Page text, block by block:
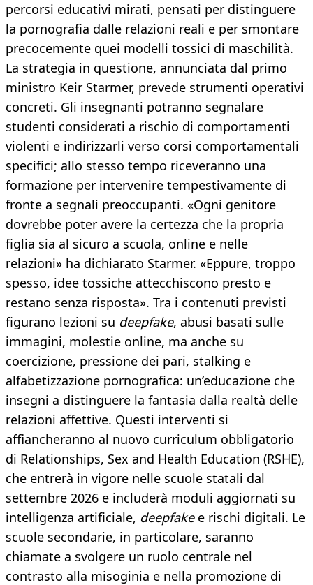
percorsi educativi mirati, pensati per distinguere
la pornografia dalle relazioni reali e per smontare
precocemente quei modelli tossici di maschilità.
La strategia in questione, annunciata dal primo
ministro Keir Starmer, prevede strumenti operativi
concreti. Gli insegnanti potranno segnalare
studenti considerati a rischio di comportamenti
violenti e indirizzarli verso corsi comportamentali
specifici; allo stesso tempo riceveranno una
formazione per intervenire tempestivamente di
fronte a segnali preoccupanti. «Ogni genitore
dovrebbe poter avere la certezza che la propria
figlia sia al sicuro a scuola, online e nelle
relazioni» ha dichiarato Starmer. «Eppure, troppo
spesso, idee tossiche attecchiscono presto e
restano senza risposta». Tra i contenuti previsti
figurano lezioni su deepfake, abusi basati sulle
immagini, molestie online, ma anche su
coercizione, pressione dei pari, stalking e
alfabetizzazione pornografica: un’educazione che
insegni a distinguere la fantasia dalla realtà delle
relazioni affettive. Questi interventi si
affiancheranno al nuovo curriculum obbligatorio
di Relationships, Sex and Health Education (RSHE),
che entrerà in vigore nelle scuole statali dal
settembre 2026 e includerà moduli aggiornati su
intelligenza artificiale, deepfakee rischi digitali. Le
scuole secondarie, in particolare, saranno
chiamate a svolgere un ruolo centrale nel
contrasto alla misoginia e nella promozione di